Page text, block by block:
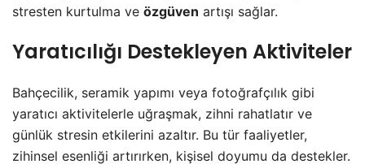
stresten kurtulma ve özgüven artışı sağlar.
Yaratıcılığı Destekleyen Aktiviteler
Bahçecilik, seramik yapımı veya fotoğrafçılık gibi
yaratıcı aktivitelerle uğraşmak, zihni rahatlatır ve
günlük stresin etkilerini azaltır. Bu tür faaliyetler,
zihinsel esenliği artırırken, kişisel doyumu da destekler.